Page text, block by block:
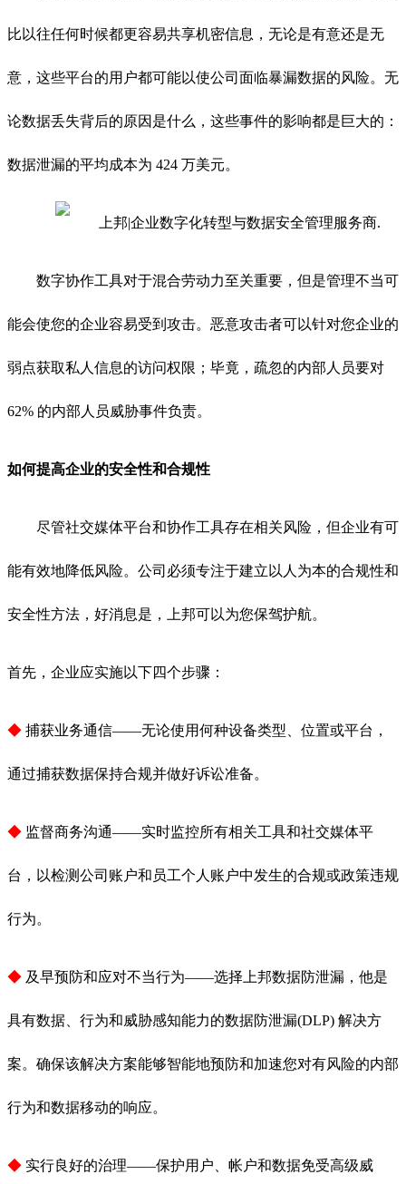
比以往任何时候都更容易共享机密信息， 无论是有意还是无
意，这些平台的用户都可能以使公司面临暴漏数据的风险。无
论数据丢失背后的原因是什么，这些事件的影响都是巨大的：
数据泄漏的平均成本为 424 万美元。
数字协作工具对于混合劳动力至关重要，但是管理不当可
能会使您的企业容易受到攻击。恶意攻击者可以针对您企业的
弱点获取私人信息的访问权限；毕竟，疏忽的内部人员要对
62% 的内部人员威胁事件负责。
如何提高企业的安全性和合规性
尽管社交媒体平台和协作工具存在相关风险，但企业有可
能有效地降低风险。公司必须专注于建立以人为本的合规性和
安全性方法，好消息是，上邦可以为您保驾护航。
首先，企业应实施以下四个步骤：
◆ 捕获业务通信——无论使用何种设备类型、位置或平台，
通过捕获数据保持合规并做好诉讼准备。
◆ 监督商务沟通——实时监控所有相关工具和社交媒体平
台，以检测公司账户和员工个人账户中发生的合规或政策违规
行为。
◆ 及早预防和应对不当行为——选择上邦数据防泄漏，他是
具有数据、行为和威胁感知能力的数据防泄漏(DLP) 解决方
案。确保该解决方案能够智能地预防和加速您对有风险的内部
行为和数据移动的响应。
◆ 实行良好的治理——保护用户、帐户和数据免受高级威